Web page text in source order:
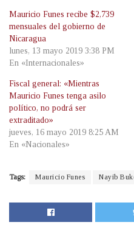
Mauricio Funes recibe $2,739
mensuales del gobierno de
Nicaragua
lunes, 13 mayo 2019 3:38 PM
En «Internacionales»
Fiscal general: «Mientras
Mauricio Funes tenga asilo
político, no podrá ser
extraditado»
jueves, 16 mayo 2019 8:25 AM
En «Nacionales»
Tags: Mauricio Funes Nayib